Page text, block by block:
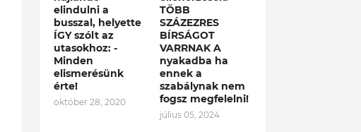
elindulni a
busszal, helyette
ÍGY szólt az
utasokhoz: -
Minden
elismerésünk
érte!
október 28, 2020
TÖBB
SZÁZEZRES
BÍRSÁGOT
VARRNAK A
nyakadba ha
ennek a
szabálynak nem
fogsz megfelelni!
július 05, 2024